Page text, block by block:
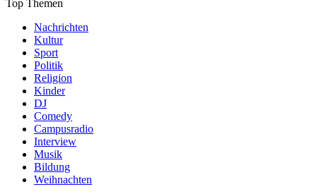
Top Themen
Nachrichten
Kultur
Sport
Politik
Religion
Kinder
DJ
Comedy
Campusradio
Interview
Musik
Bildung
Weihnachten